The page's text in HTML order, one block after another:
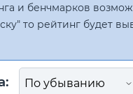
и бенчмарков
то рейтинг будет